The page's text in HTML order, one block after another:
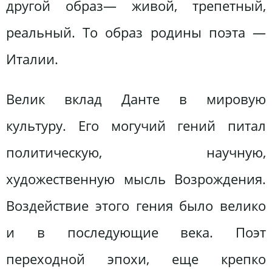
другой образ— живой, трепетный,
реальный. То образ родины поэта —
Италии.
Велик вклад Данте в мировую
культуру. Его могучий гений питал
политическую, научную,
художественную мысль Возрождения.
Воздействие этого гения было велико
и в последующие века. Поэт
переходной эпохи, еще крепко